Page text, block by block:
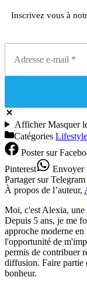
Inscrivez vous à
AfficherMasquer
Catégories Lifestyle
Postersur
Pinterest
Envoyer
Partagersur Telegram
À propos de l’auteur,
Moi, c'est Alexia, une
Depuis 5 ans, je me
approche moderne
l'opportunité de
permis de contribuer
diffusion. Faire partie
bonheur.